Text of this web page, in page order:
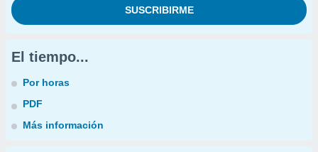
El tiempo...
Por horas
PDF
Más información